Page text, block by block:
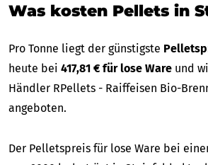
Was kosten Pellets in
Pro Tonne liegt der günstigste
heute bei 417,81 € für lose Ware und
Händler RPellets - Raiffeisen Bio-
angeboten.
Der Pelletspreis für lose Ware bei